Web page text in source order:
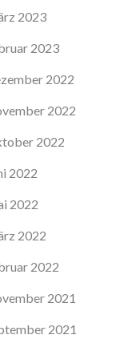
2023
2023
2022
2022
2022
2022
2022
2022
2022
2021
2021